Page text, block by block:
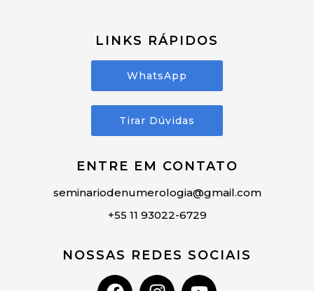
LINKS RÁPIDOS
WhatsApp
Tirar Dúvidas
ENTRE EM CONTATO
seminariodenumerologia@gmail.com
+55 11 93022-6729
NOSSAS REDES SOCIAIS